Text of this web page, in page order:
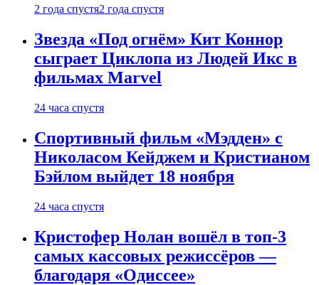
2 года спустя2 года спустя
Звезда «Под огнём» Кит Коннор
сыграет Циклопа из Людей Икс в
фильмах Marvel
24 часа спустя
Спортивный фильм «Мэдден» с
Николасом Кейджем и Кристианом
Бэйлом выйдет 18 ноября
24 часа спустя
Кристофер Нолан вошёл в топ-3
самых кассовых режиссёров —
благодаря «Одиссее»